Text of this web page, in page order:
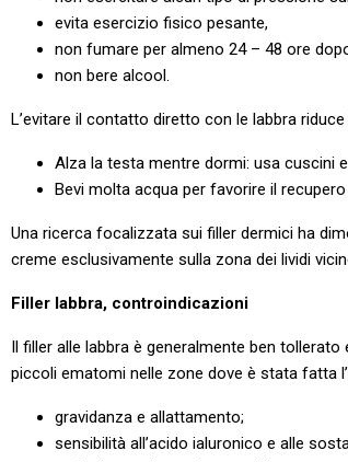
evita esercizio fisico pesante,
non fumare per almeno 24 – 48 ore
non bere alcool.
L’evitare il contatto diretto con le labbra
Alza la testa mentre dormi: usa cuscini
Bevi molta acqua per favorire il
Una ricerca focalizzata sui filler dermici ha
creme esclusivamente sulla zona dei lividi
Filler labbra, controindicazioni
Il filler alle labbra è generalmente ben
piccoli ematomi nelle zone dove è stata fatta
gravidanza e allattamento;
sensibilità all’acido ialuronico e alle